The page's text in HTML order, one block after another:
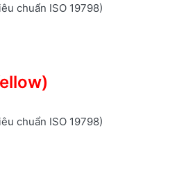
chuẩn ISO 19798)
chuẩn ISO 19798)